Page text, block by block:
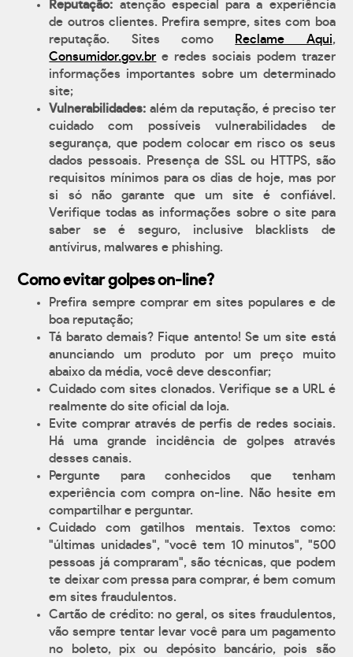
Reputação: atenção especial para a experiência
de outros clientes. Prefira sempre, sites com boa
reputação. Sites como
Reclame Aqui,
Consumidor.gov.br e redes sociais podem trazer
informações importantes sobre um determinado
site;
Vulnerabilidades: além da reputação, é preciso ter
cuidado com possíveis vulnerabilidades de
segurança, que podem colocar em risco os seus
dados pessoais. Presença de SSL ou HTTPS, são
requisitos mínimos para os dias de hoje, mas por
si só não garante que um site é confiável.
Verifique todas as informações sobre o site para
saber se é seguro, inclusive blacklists de
antívirus, malwares e phishing.
Como evitar golpes on-line?
Prefira sempre comprar em sites populares e de
boa reputação;
Tá barato demais? Fique antento! Se um site está
anunciando um produto por um preço muito
abaixo da média, você deve desconfiar;
Cuidado com sites clonados. Verifique se a URL é
realmente do site oficial da loja.
Evite comprar através de perfis de redes sociais.
Há uma grande incidência de golpes através
desses canais.
Pergunte para conhecidos que tenham
experiência com compra on-line. Não hesite em
compartilhar e perguntar.
Cuidado com gatilhos mentais. Textos como:
"últimas unidades", "você tem 10 minutos", "500
pessoas já compraram", são técnicas, que podem
te deixar com pressa para comprar, é bem comum
em sites fraudulentos.
Cartão de crédito: no geral, os sites fraudulentos,
vão sempre tentar levar você para um pagamento
no boleto, pix ou depósito bancário, pois são